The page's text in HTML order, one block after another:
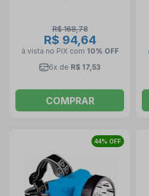
R$ 168,78
R$ 94,64
à vista no PIX com 10% OFF
6x de R$ 17,53
COMPRAR
44% OFF